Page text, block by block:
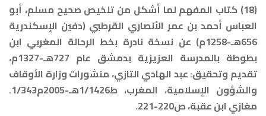
(18) كتاب المفهم لما أشكل من تلخيص صحيح مسلم، أبو
العباس أحمد بن عمر الأنصاري القرطبي (دفين الإسكندرية
656هـ-1258م) عن نسخة نادرة بخط الرحالة المغربي ابن
بطوطة بالمدرسة العزيزية بدمشق عام 727هـ-1327م،
تقديم وتحقيق: عبد الهادي التازي، منشورات وزارة الأوقاف
والشؤون الإسلامية، المغرب، ط1/1426هـ-2005م1/343.
مغازي ابن عقبة، ص220-221.